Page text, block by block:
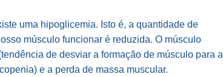
uma hipoglicemia. Isto é, a quantidade de
músculo funcionar é reduzida. O músculo
de desviar a formação de músculo para a
e a perda de massa muscular.